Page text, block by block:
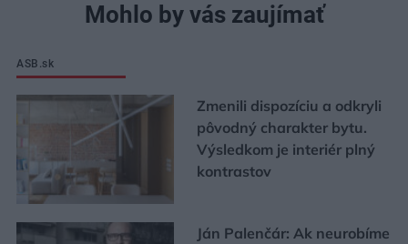
Mohlo by vás zaujímať
ASB.sk
Zmenili dispozíciu a odkryli
pôvodný charakter bytu.
Výsledkom je interiér plný
kontrastov
Ján Palenčár: Ak neurobíme